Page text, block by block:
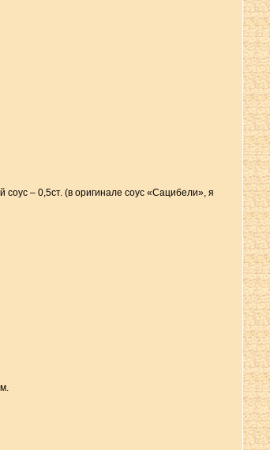
– 0,5ст. (в оригинале соус «Сацибели», я